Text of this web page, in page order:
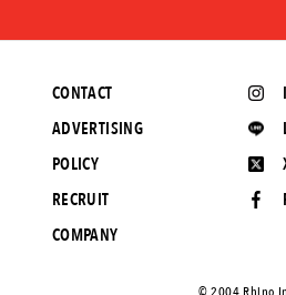
CONTACT
ADVERTISING
POLICY
RECRUIT
COMPANY
©️ 2004 Rhino